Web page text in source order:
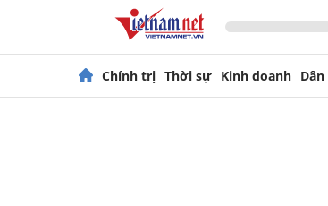
Chính trị Thời sự Kinh doanh